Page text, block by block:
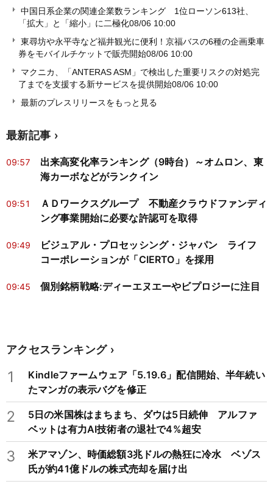
中国日系企業の関連企業数ランキング 1位ローソン613社、
「拡大」と「縮小」に二極化08/06 10:00
東尋坊や永平寺など福井観光に便利！京福バスの6種の企画乗車
券をモバイルチケットで販売開始08/06 10:00
マクニカ、「ANTERAS ASM」で検出した重要リスクの対処完
了までを支援する新サービスを提供開始08/06 10:00
最新のプレスリリースをもっと見る
最新記事
09:57
出来高変化率ランキング（9時台）～オムロン、東
海カーボなどがランクイン
09:51
ＡＤワークスグループ 不動産クラウドファンディ
ング事業開始に必要な許認可を取得
09:49
ビジュアル・プロセッシング・ジャパン ライフ
コーポレーションが「CIERTO」を採用
09:45 個別銘柄戦略:ディーエヌエーやビプロジーに注目
アクセスランキング
1
Kindleファームウェア「5.19.6」配信開始、半年続い
たマンガの表示バグを修正
2
5日の米国株はまちまち、ダウは5日続伸 アルファ
ベットは有力AI技術者の退社で4%超安
3
米アマゾン、時価総額3兆ドルの熱狂に冷水 ベゾス
氏が約41億ドルの株式売却を届け出